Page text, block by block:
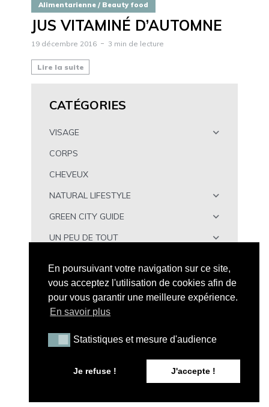
Alimentarienne / Beauty food
JUS VITAMINÉ D’AUTOMNE
19 décembre 2016 3 min de lecture
Lire la suite
CATÉGORIES
VISAGE
CORPS
CHEVEUX
NATURAL LIFESTYLE
GREEN CITY GUIDE
UN PEU DE TOUT
CGV|A propos de Peau Neuve|Politique de
En poursuivant votre navigation sur ce site,
vous acceptez l'utilisation de cookies afin de
pour vous garantir une meilleure expérience.
En savoir plus
Statistiques et mesure d'audience
Statistiques et mesure d'audience
Je refuse ! J'accepte !